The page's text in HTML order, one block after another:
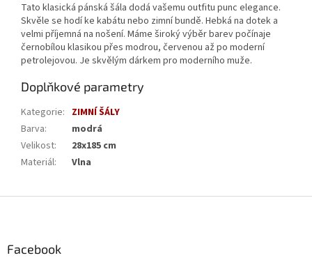
Tato klasická pánská šála dodá vašemu outfitu punc elegance.
Skvěle se hodí ke kabátu nebo zimní bundě. Hebká na dotek a
velmi příjemná na nošení. Máme široký výběr barev počínaje
černobílou klasikou přes modrou, červenou až po moderní
petrolejovou. Je skvělým dárkem pro moderního muže.
Doplňkové parametry
Kategorie: ZIMNÍ ŠÁLY
Barva:
modrá
Velikost:
28x185 cm
Materiál: Vlna
Facebook